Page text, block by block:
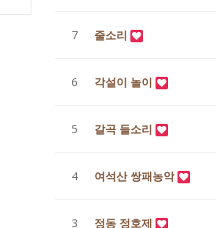
7 줄소리
6 각설이 놀이
5 갈곡 들소리
4 여석산 쌍패농악
3 정동 정호제